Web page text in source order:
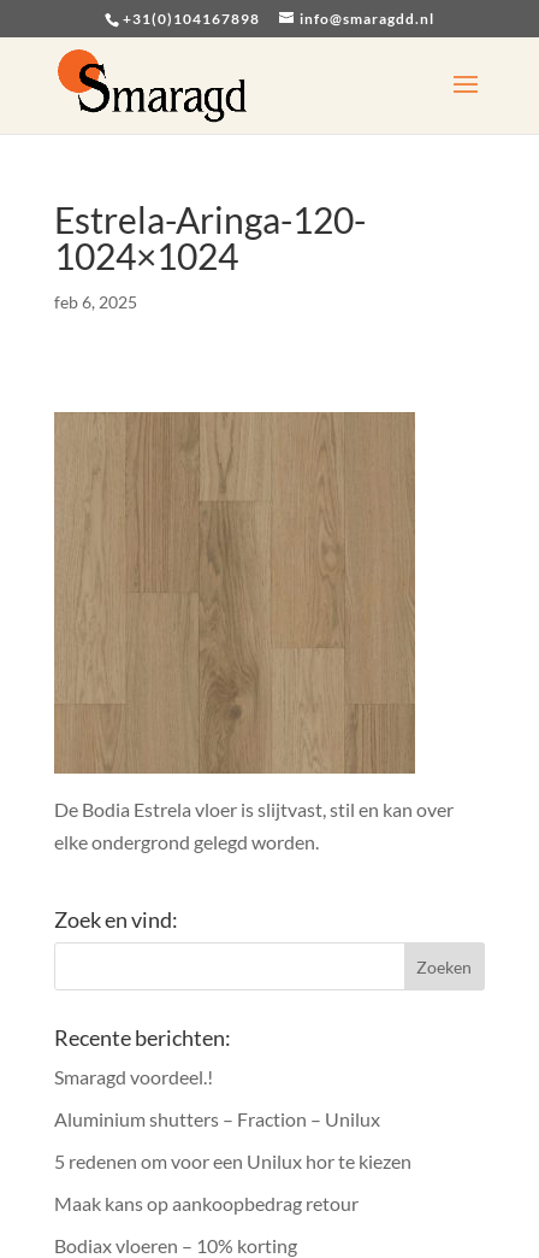
+31(0)104167898 info@smaragdd.nl
Estrela-Aringa-120-
1024×1024
feb 6, 2025
De Bodia Estrela vloer is slijtvast, stil en kan over
elke ondergrond gelegd worden.
Zoek en vind:
Recente berichten:
Smaragd voordeel.!
Aluminium shutters – Fraction – Unilux
5 redenen om voor een Unilux hor te kiezen
Maak kans op aankoopbedrag retour
Bodiax vloeren – 10% korting